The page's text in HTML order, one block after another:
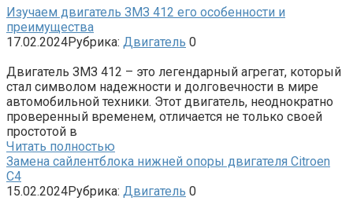
Изучаем двигатель ЗМЗ 412 его особенности и
преимущества
17.02.2024Рубрика: Двигатель 0
Двигатель ЗМЗ 412 – это легендарный агрегат, который
стал символом надежности и долговечности в мире
автомобильной техники. Этот двигатель, неоднократно
проверенный временем, отличается не только своей
простотой в
Читать полностью
Замена сайлентблока нижней опоры двигателя Citroen
C4
15.02.2024Рубрика: Двигатель 0